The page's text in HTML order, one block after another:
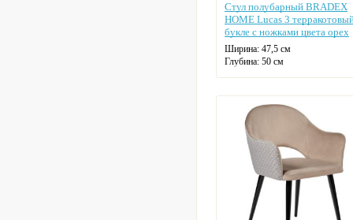
Стул полубарный BRADEX
HOME Lucas 3
букле с ножками цвета орех
Ширина: 47,5 см
Глубина: 50 см